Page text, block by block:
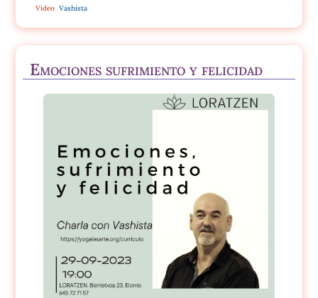
Vídeo Vashista
Emociones sufrimiento y felicidad